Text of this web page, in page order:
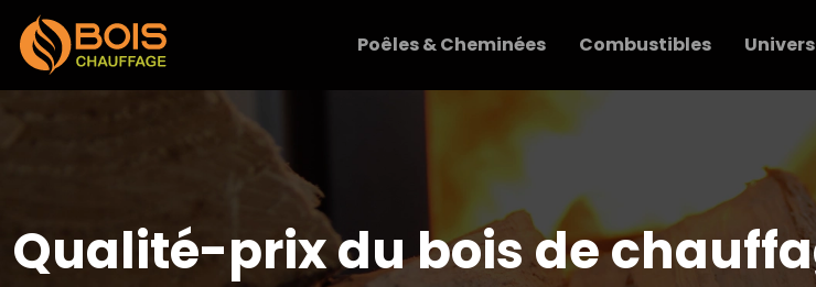
Poêles & Cheminées Combustibles
Qualité-prix du bois de